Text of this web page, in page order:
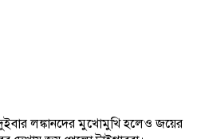
লঙ্কানদের মুখোমুখি হলেও জয়ের